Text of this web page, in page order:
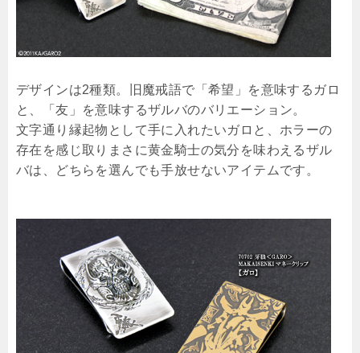
デザインは2種類。旧魔戒語で「希望」を意味するガロ
と、「友」を意味するザルバのバリエーション。
文字通り縁起物として手に入れたいガロと、ホラーの
存在を感じ取りまさに黄金騎士の気分を味わえるザル
バは、どちらを選んでも手放せないアイテムです。